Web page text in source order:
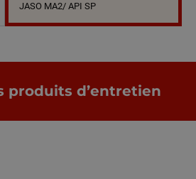
JASO MA2/ API SP
produits d’entretien